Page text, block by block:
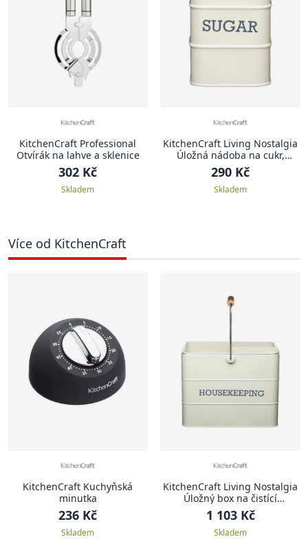
KitchenCraft Professional
Otvírák na lahve a sklenice
302 Kč
Skladem
KitchenCraft Living Nostalgia
Úložná nádoba na cukr,
krémová, 11 x 17 cm
290 Kč
Skladem
Více od KitchenCraft
KitchenCraft Kuchyňská
minutka
236 Kč
Skladem
KitchenCraft Living Nostalgia
Úložný box na čistící
prostředky, 33 x 21 cm
1 103 Kč
Skladem